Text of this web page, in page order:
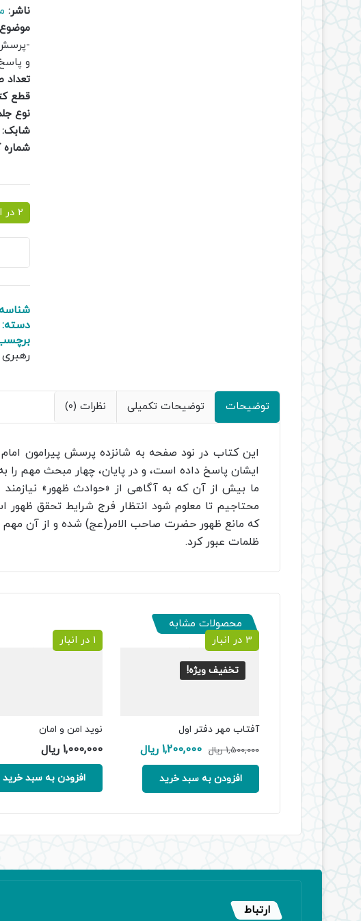
ناشر:
-
و
قطع
نوع
شابک:
شماره
2 در انبار
نظام
و
رهبری
دسته:
رهبری
توضیحات توضیحات تکمیلی نظرات (0)
این کتاب در نود صفحه به شانزده پرسش پیرامون
ایشان پاسخ داده است، و در پایان، چهار مبحث مهم را
ما بیش از آن که به آگاهی از «حوادث ظهور»
محتاجیم تا معلوم شود انتظار فرج شرایط تحقق
که مانع ظهور حضرت صاحب الامر(عج) شده و از آن مهم
ظلمات عبور کرد.
محصولات مشابه
تخفیف ویژه!
3 در انبار
آفتاب مهر دفتر اول
1,500,000 ریال قیمت
اصلی:
1,500,000 ریال
بود.
1,200,000 ریالقیمت
افزودن به سبد خرید
1 در انبار
نوید امن و امان
1,000,000 ریال
افزودن به سبد خرید
ارتباط